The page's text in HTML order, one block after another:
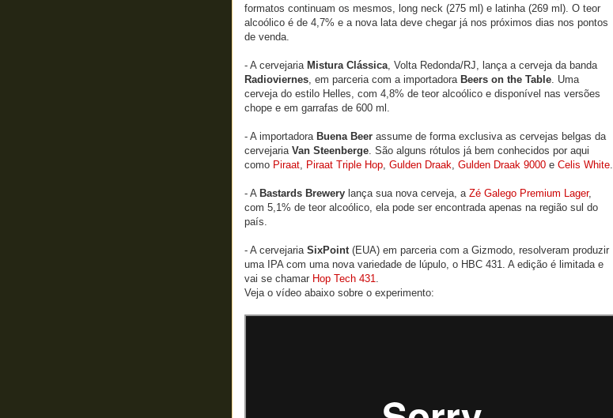
formatos continuam os mesmos, long neck (275 ml) e latinha (269 ml). O teor
alcoólico é de 4,7% e a nova lata deve chegar já nos próximos dias nos pontos
de venda.
- A cervejaria Mistura Clássica, Volta Redonda/RJ, lança a cerveja da banda
Radioviernes, em parceria com a importadora Beers on the Table. Uma
cerveja do estilo Helles, com 4,8% de teor alcoólico e disponível nas versões
chope e em garrafas de 600 ml.
- A importadora Buena Beer assume de forma exclusiva as cervejas belgas da
cervejaria Van Steenberge. São alguns rótulos já bem conhecidos por aqui
como Piraat, Piraat Triple Hop, Gulden Draak, Gulden Draak 9000 e Celis White.
- A Bastards Brewery lança sua nova cerveja, a Zé Galego Premium Lager,
com 5,1% de teor alcoólico, ela pode ser encontrada apenas na região sul do
país.
- A cervejaria SixPoint(EUA) em parceria com a Gizmodo, resolveram produzir
uma IPA com uma nova variedade de lúpulo, o HBC 431. A edição é limitada e
vai se chamar Hop Tech 431.
Veja o vídeo abaixo sobre o experimento: